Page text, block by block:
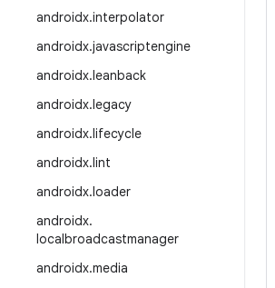
androidx.interpolator
androidx.javascriptengine
androidx.leanback
androidx.legacy
androidx.lifecycle
androidx.lint
androidx.loader
androidx.
localbroadcastmanager
androidx.media